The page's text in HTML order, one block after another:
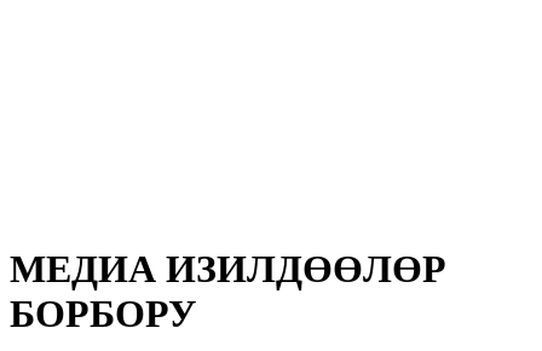
МЕДИА ИЗИЛДӨӨЛӨР
БОРБОРУ